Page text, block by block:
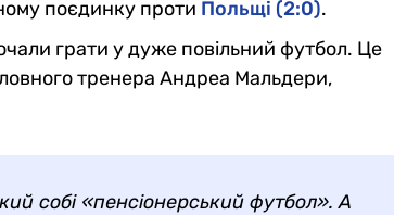
поєдинку проти Польщі (2:0).
грати у дуже повільний футбол. Це
тренера Андреа Мальдери,
собі «пенсіонерський футбол». А